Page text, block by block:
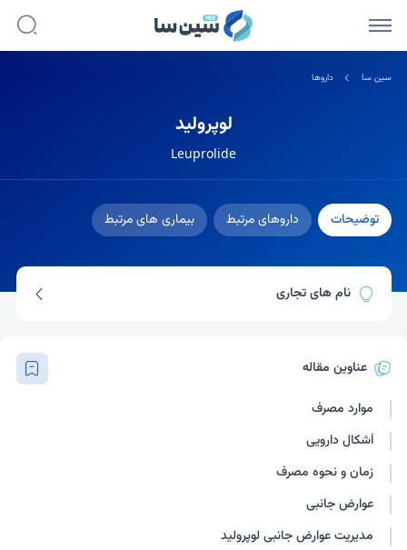
سین سا داروها
لوپرولید
Leuprolide
توضیحات داروهای مرتبط بیماری های مرتبط
نام های تجاری
ویادور
لوپرومر
لوپرورلین
لوپرون دپو-پد
بی دی شور
عناوین مقاله
موارد مصرف
اَشکال دارویی
زمان و نحوه مصرف
عوارض جانبی
مدیریت عوارض جانبی لوپرولید